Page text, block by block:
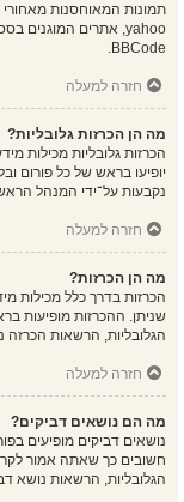
BBCode.
חזרה למעלה
מה הן הכרזות גלובליות?
הכרזות גלובליות מכילות
יופיעו בראש של כל פורום
נקבעות על־ידי המנהל
חזרה למעלה
מה הן הכרזות?
הכרזות בדרך כלל מכילות
שניתן. ההכרזות מופיעות
הגלובליות, הרשאות
חזרה למעלה
מה הם נושאים דביקים?
נושאים דביקים מופיעים
חשובים כך שאתה אמור
הגלובליות, הרשאות נושא